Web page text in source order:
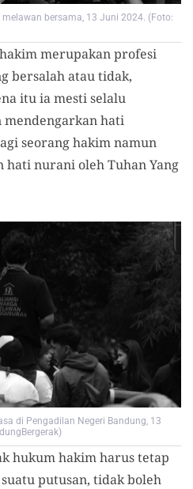
bersama, 13 Juni 2024. (Foto:
merupakan profesi
bersalah atau tidak,
itu ia mesti selalu
hati
seorang hakim namun
nurani oleh Tuhan Yang
di Pengadilan Negeri Bandung, 13
hukum hakim harus tetap
putusan, tidak boleh